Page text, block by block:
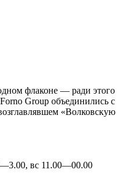
флаконе — ради этого
Group объединились с
«Волковскую
вс 11.00—00.00